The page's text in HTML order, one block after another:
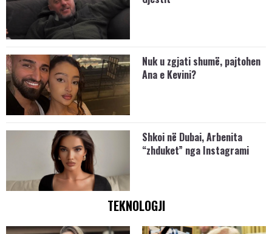
Nuk u zgjati shumë, pajtohen
Ana e Kevini?
Shkoi në Dubai, Arbenita
“zhduket” nga Instagrami
TEKNOLOGJI